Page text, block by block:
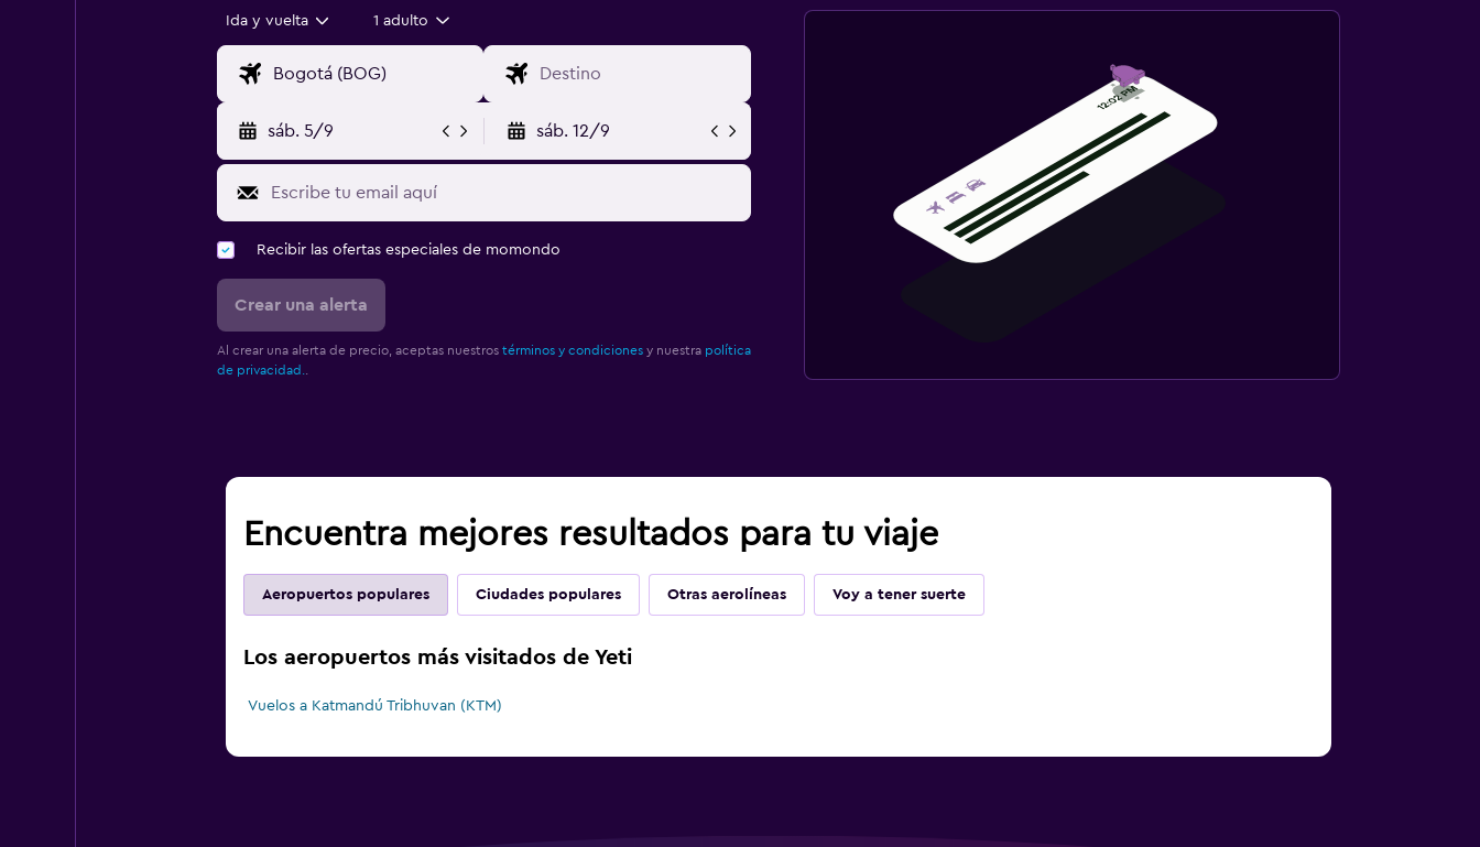
Ida y vuelta 1 adulto
sáb. 5/9 sáb. 12/9
Recibir las ofertas especiales de momondo
Crear una alerta
Al crear una alerta de precio, aceptas nuestros términos y condicionesy nuestra política
de privacidad.
Encuentra mejores resultados para tu viaje
Aeropuertos populares Ciudades populares Otras aerolíneas Voy a tener suerte
Los aeropuertos más visitados de Yeti
Vuelos a Katmandú Tribhuvan (KTM)